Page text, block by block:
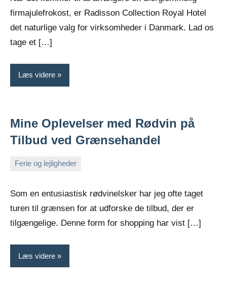
firmajulefrokost, er Radisson Collection Royal Hotel
det naturlige valg for virksomheder i Danmark. Lad os
tage et […]
Læs videre
Mine Oplevelser med Rødvin på
Tilbud ved Grænsehandel
Ferie og lejligheder
december
2023
Som en entusiastisk rødvinelsker har jeg ofte taget
turen til grænsen for at udforske de tilbud, der er
tilgængelige. Denne form for shopping har vist […]
Læs videre